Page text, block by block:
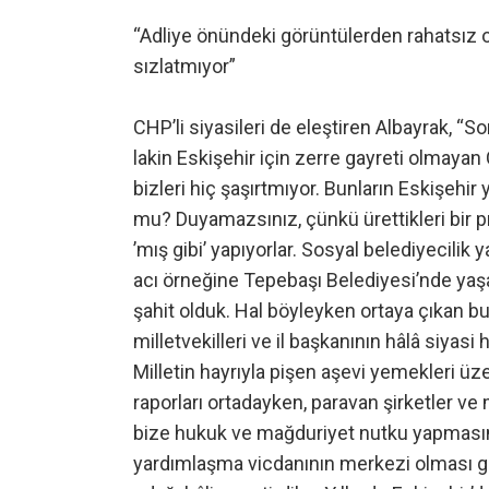
“Adliye önündeki görüntülerden rahatsız
sızlatmıyor”
CHP’li siyasileri de eleştiren Albayrak,
lakin Eskişehir için zerre gayreti olmayan
bizleri hiç şaşırtmıyor. Bunların
mu? Duyamazsınız, çünkü ürettikleri
’mış gibi’ yapıyorlar. Sosyal
acı örneğine Tepebaşı Belediyesi’nde
şahit olduk. Hal böyleyken ortaya çıkan
milletvekilleri ve il başkanının hâlâ siyasi
Milletin hayrıyla pişen aşevi yemekleri
raporları ortadayken, paravan şirketler
bize hukuk ve mağduriyet nutku
yardımlaşma vicdanının merkezi